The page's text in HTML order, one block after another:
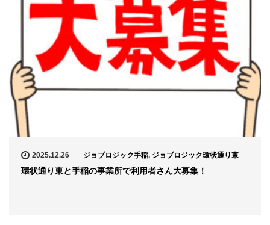
2025.12.26 ジョブロジック手稲, ジョブロジック環状通り東
環状通り東と手稲の事業所で利用者さん大募集！